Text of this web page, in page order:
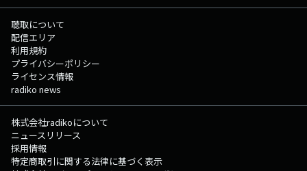
聴取について
配信エリア
利用規約
プライバシーポリシー
ライセンス情報
radiko news
株式会社radikoについて
ニュースリリース
採用情報
特定商取引に関する法律に基づく表示